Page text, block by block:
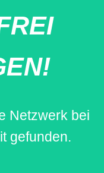
Netzwerk bei
gefunden.